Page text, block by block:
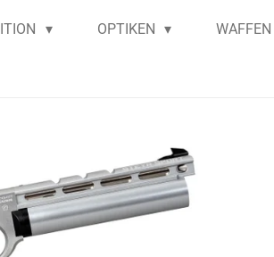
OPTIKEN WAFFEN